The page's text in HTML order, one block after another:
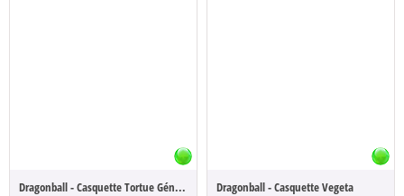
Dragonball - Casquette Tortue Géniale Dragonball - Casquette Vegeta